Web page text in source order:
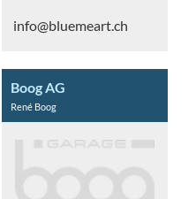
info@bluemeart.ch
Boog AG
René Boog